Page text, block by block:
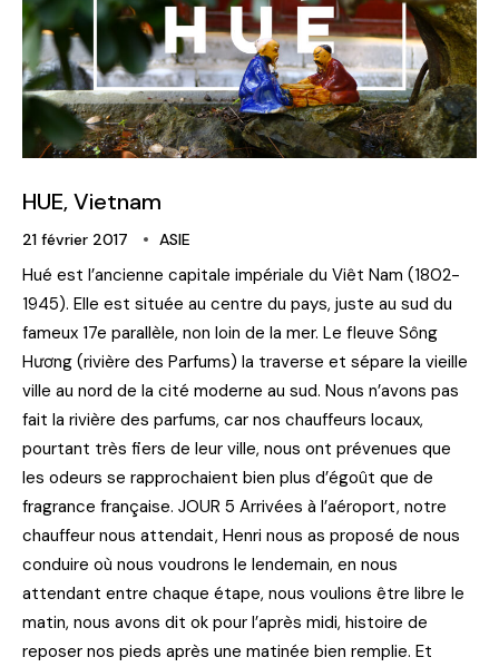
HUE, Vietnam
21 février 2017 ASIE
Hué est l’ancienne capitale impériale du Viêt Nam (1802-
1945). Elle est située au centre du pays, juste au sud du
fameux 17e parallèle, non loin de la mer. Le fleuve Sông
Hương (rivière des Parfums) la traverse et sépare la vieille
ville au nord de la cité moderne au sud. Nous n’avons pas
fait la rivière des parfums, car nos chauffeurs locaux,
pourtant très fiers de leur ville, nous ont prévenues que
les odeurs se rapprochaient bien plus d’égoût que de
fragrance française. JOUR 5 Arrivées à l’aéroport, notre
chauffeur nous attendait, Henri nous as proposé de nous
conduire où nous voudrons le lendemain, en nous
attendant entre chaque étape, nous voulions être libre le
matin, nous avons dit ok pour l’après midi, histoire de
reposer nos pieds après une matinée bien remplie. Et